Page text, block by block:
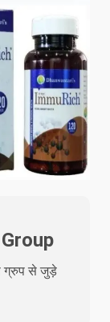
ग्रुप से जुड़े